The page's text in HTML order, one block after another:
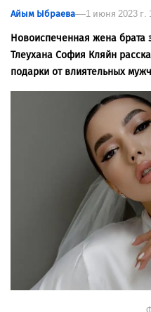
Айым Ыбраева 1 июня 2023 г.
Новоиспеченная жена брата
Тлеухана София Кляйн
подарки от влиятельных